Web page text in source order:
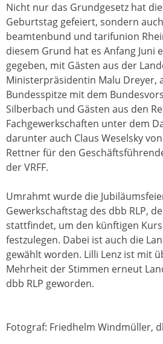
Nicht nur das Grundgesetz hat
Geburtstag gefeiert, sondern
beamtenbund und tarifunion
diesem Grund hat es Anfang Juni
gegeben, mit Gästen aus der
Ministerpräsidentin Malu Dreyer,
Bundesspitze mit dem
Silberbach und Gästen aus den
Fachgewerkschaften unter dem
darunter auch Claus Weselsky
Rettner für den
der VRFF.
Umrahmt wurde die
Gewerkschaftstag des dbb RLP,
stattfindet, um den künftigen Kurs
festzulegen. Dabei ist auch die
gewählt worden. Lilli Lenz ist mit
Mehrheit der Stimmen erneut
dbb RLP geworden.
Fotograf: Friedhelm Windmüller,